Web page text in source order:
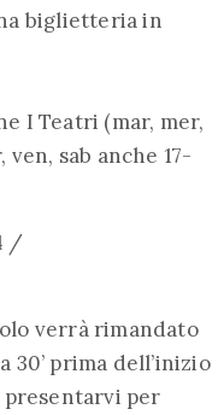
biglietteria in
I Teatri (mar, mer,
ven, sab anche 17-
/
verrà rimandato
30’ prima dell’inizio
per